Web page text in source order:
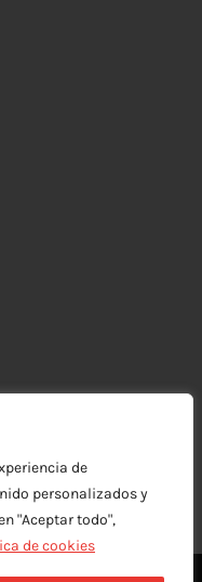
de
personalizados y
"Aceptar todo",
de cookies